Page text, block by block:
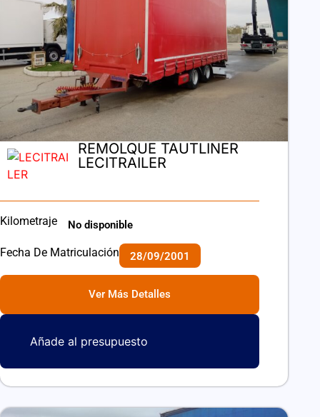
REMOLQUE TAUTLINER
LECITRAILER
Kilometraje No disponible
Fecha De Matriculación 28/09/2001
Ver Más Detalles
Añade al presupuesto